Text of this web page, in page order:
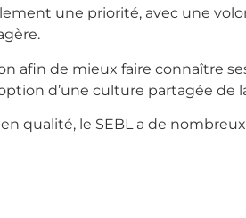
une priorité, avec une
afin de mieux faire connaître
d’une culture partagée de
qualité, le SEBL a de